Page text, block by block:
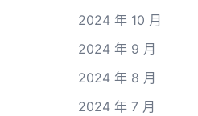
2024 年 10 月
2024 年 9 月
2024 年 8 月
2024 年 7 月